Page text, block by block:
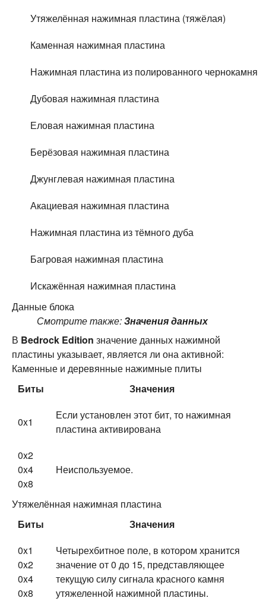
Утяжелённая нажимная пластина (тяжёлая)
Каменная нажимная пластина
Нажимная пластина из полированного чернокамня
Дубовая нажимная пластина
Еловая нажимная пластина
Берёзовая нажимная пластина
Джунглевая нажимная пластина
Акациевая нажимная пластина
Нажимная пластина из тёмного дуба
Багровая нажимная пластина
Искажённая нажимная пластина
Данные блока
Смотрите также:Значения данных
В Bedrock Edition значение данных нажимной
пластины указывает, является ли она активной:
Каменные и деревянные нажимные плиты
Биты
Значения
0x1
Если установлен этот бит, то нажимная
пластина активирована
0x2
0x4
0x8
Неиспользуемое.
Утяжелённая нажимная пластина
Биты
Значения
0x1
0x2
0x4
0x8
Четырехбитное поле, в котором хранится
значение от 0 до 15, представляющее
текущую силу сигнала красного камня
утяжеленной нажимной пластины.